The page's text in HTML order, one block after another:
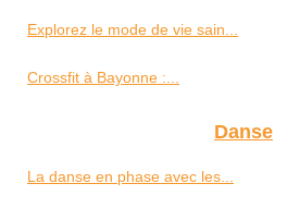
Explorez le mode de vie sain...
Crossfit à Bayonne :...
Danse
La danse en phase avec les...